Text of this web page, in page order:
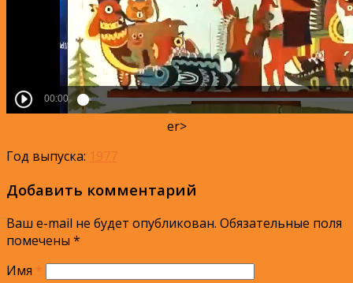
er>
Год выпуска: 1977
Добавить комментарий
Ваш e-mail не будет опубликован. Обязательные поля
помечены *
Имя *